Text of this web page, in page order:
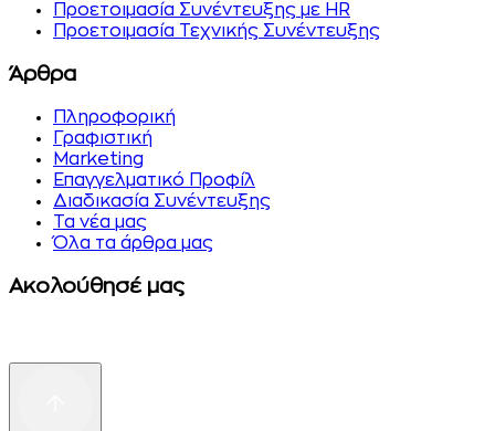
Προετοιμασία Συνέντευξης με HR
Προετοιμασία Τεχνικής Συνέντευξης
Άρθρα
Πληροφορική
Γραφιστική
Marketing
Επαγγελματικό Προφίλ
Διαδικασία Συνέντευξης
Τα νέα μας
Όλα τα άρθρα μας
Ακολούθησέ μας